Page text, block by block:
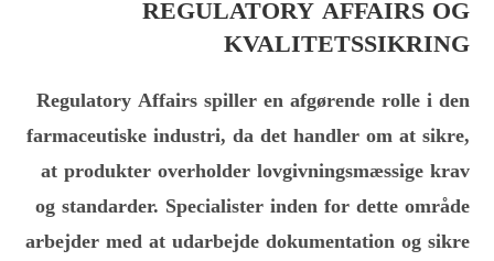
REGULATORY AFFAIRS OG
KVALITETSSIKRING
Regulatory Affairs spiller en afgørende rolle i den
farmaceutiske industri, da det handler om at sikre,
at produkter overholder lovgivningsmæssige krav
og standarder. Specialister inden for dette område
arbejder med at udarbejde dokumentation og sikre